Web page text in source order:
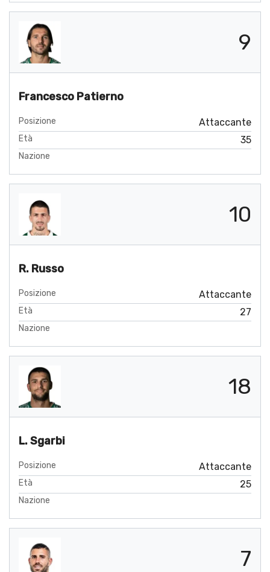
9
Francesco Patierno
Posizione Attaccante
Età 35
Nazione
10
R. Russo
Posizione Attaccante
Età 27
Nazione
18
L. Sgarbi
Posizione Attaccante
Età 25
Nazione
7